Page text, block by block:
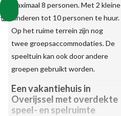
Toon
alle
afbeeldingen
Accommodaties
Vakantiehuizen
in
Nederland
Vakantiehuizen
in
Overijssel
Vakantiehuizen
in
Losser
Losser
(LOS-
517-
4)
maximaal 8 personen. Met 2 kleine
kinderen tot 10 personen te huur.
Op het ruime terrein zijn nog
twee groepsaccommodaties. De
speeltuin kan ook door andere
groepen gebruikt worden.
Een vakantiehuis in
Overijssel met overdekte
speel- en spelruimte